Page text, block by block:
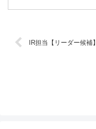
IR担当【リーダー候補】